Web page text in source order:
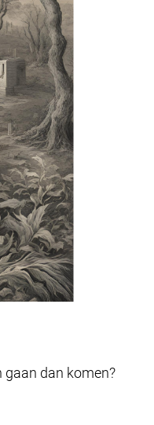
dan komen?